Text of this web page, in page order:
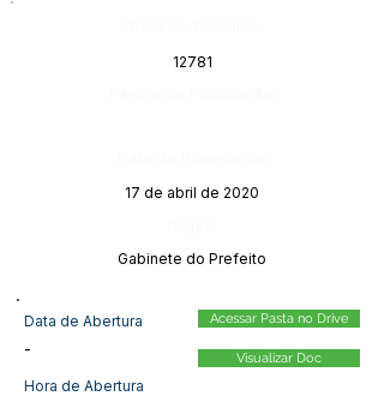
12781
17 de abril de 2020
Gabinete do Prefeito
Data de Abertura
-
Hora de Abertura
Acessar Pasta no Drive
Visualizar Doc